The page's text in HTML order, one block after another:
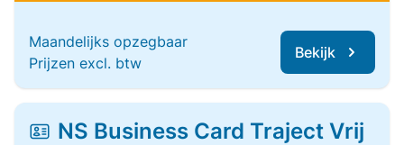
Maandelijks opzegbaar
Prijzen excl. btw
Bekijk
NS Business Card Traject Vrij